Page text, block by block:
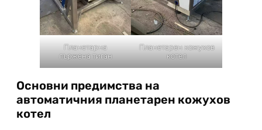
Планетарна
пържена тиган
Планетарен кожухов
котел
Основни предимства на
автоматичния планетарен кожухов
котел